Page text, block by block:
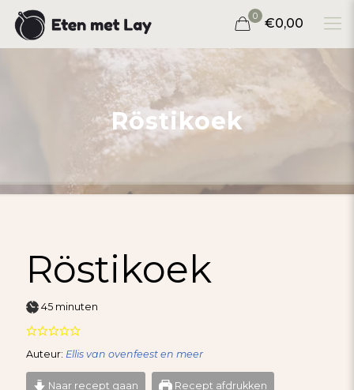
0 €0,00
Röstikoek
Röstikoek
45minuten
minuten
Auteur: Ellis van ovenfeest en meer
Naar recept gaan Recept afdrukken